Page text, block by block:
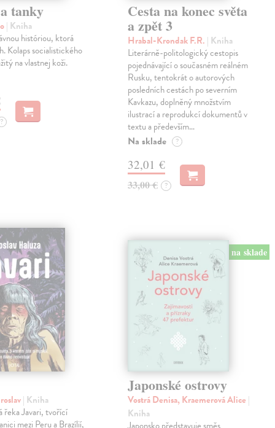
tanky
| Kniha
históriou, ktorá
Kolaps socialistického
na vlastnej koži.
?
Cesta na konec světa
a zpět 3
Hrabal-Krondak F.R. | Kniha
Literárně-politologický cestopis
pojednávající o současném reálném
Rusku, tentokrát o autorových
posledních cestách po severním
Kavkazu, doplněný množstvím
ilustrací a reprodukcí dokumentů v
textu a především…
Na sklade ?
32,01 €
33,00 € ?
| Kniha
řeka Javari, tvořící
mezi Peru a Brazílií,
na sklade
Japonské ostrovy
Vostrá Denisa, Kraemerová Alice |
Kniha